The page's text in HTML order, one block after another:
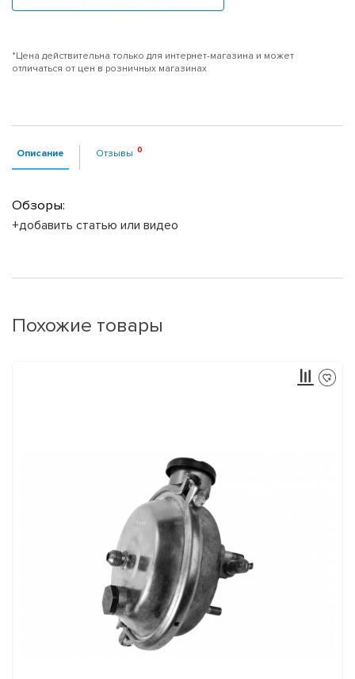
*Цена действительна только для интернет-магазина и может
отличаться от цен в розничных магазинах
Описание Отзывы
Обзоры:
+добавить статью или видео
Похожие товары